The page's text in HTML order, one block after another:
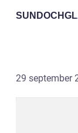
29 september